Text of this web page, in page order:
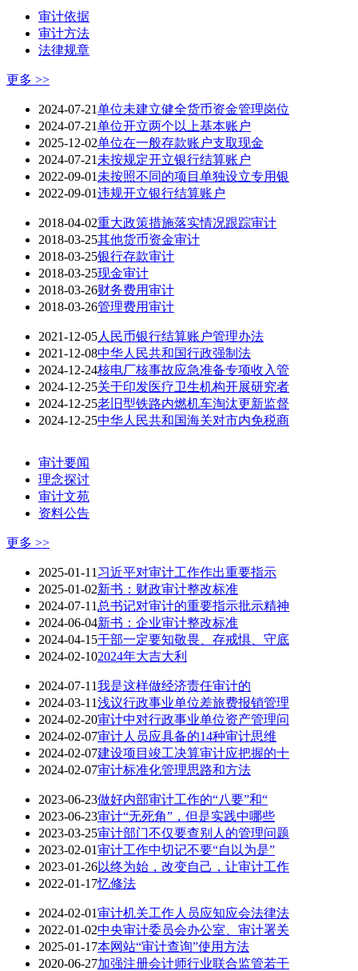
审计依据
审计方法
法律规章
更多 >>
2024-07-21单位未建立健全货币资金管理岗位
2024-07-21单位开立两个以上基本账户
2025-12-02单位在一般存款账户支取现金
2024-07-21 未按规定开立银行结算账户
2022-09-01 未按照不同的项目单独设立专用银
2022-09-01违规开立银行结算账户
2018-04-02重大政策措施落实情况跟踪审计
2018-03-25其他货币资金审计
2018-03-25银行存款审计
2018-03-25现金审计
2018-03-26财务费用审计
2018-03-26管理费用审计
2021-12-05人民币银行结算账户管理办法
2021-12-08中华人民共和国行政强制法
2024-12-24核电厂核事故应急准备专项收入管
2024-12-25关于印发医疗卫生机构开展研究者
2024-12-25老旧型铁路内燃机车淘汰更新监督
2024-12-25中华人民共和国海关对市内免税商
审计要闻
理念探讨
审计文苑
资料公告
更多 >>
2025-01-11 习近平对审计工作作出重要指示
2025-01-02新书：财政审计整改标准
2024-07-11 总书记对审计的重要指示批示精神
2024-06-04新书：企业审计整改标准
2024-04-15干部一定要知敬畏、存戒惧、守底
2024-02-102024年大吉大利
2024-07-11我是这样做经济责任审计的
2024-03-11浅议行政事业单位差旅费报销管理
2024-02-20审计中对行政事业单位资产管理问
2024-02-07审计人员应具备的14种审计思维
2024-02-07建设项目竣工决算审计应把握的十
2024-02-07审计标准化管理思路和方法
2023-06-23做好内部审计工作的“八要”和“
2023-06-23审计“无死角”，但是实践中哪些
2023-03-25审计部门不仅要查别人的管理问题
2023-02-01审计工作中切记不要“自以为是”
2023-01-26以终为始，改变自己，让审计工作
2022-01-17忆修法
2024-02-01审计机关工作人员应知应会法律法
2022-01-02中央审计委员会办公室、审计署关
2025-01-17本网站“审计查询”使用方法
2020-06-27加强注册会计师行业联合监管若干